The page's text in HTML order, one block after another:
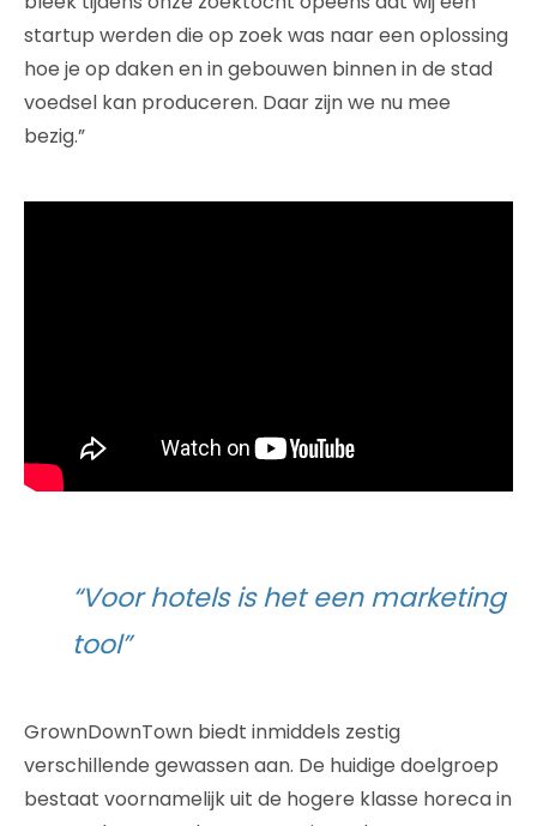
startup werden die op zoek was naar een oplossing
hoe je op daken en in gebouwen binnen in de stad
voedsel kan produceren. Daar zijn we nu mee
bezig.”
“Voor hotels is het een marketing
tool”
GrownDownTown biedt inmiddels zestig
verschillende gewassen aan. De huidige doelgroep
bestaat voornamelijk uit de hogere klasse horeca in